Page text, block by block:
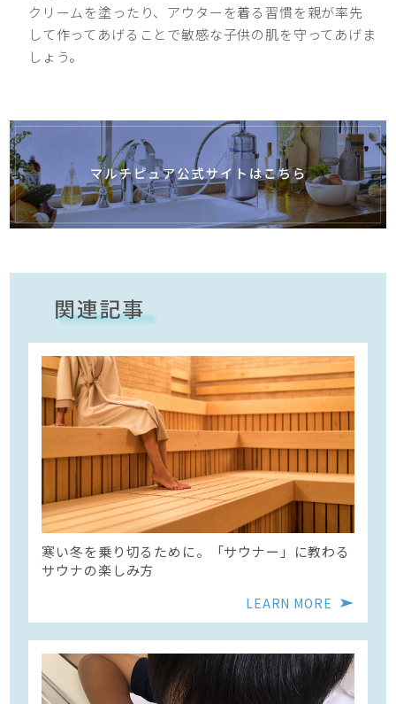
クリームを塗ったり、アウターを着る習慣を親が率先
して作ってあげることで敏感な子供の肌を守ってあげま
しょう。
寒い冬を乗り切るために。「サウナー」に教わる
サウナの楽しみ方
LEARN MORE